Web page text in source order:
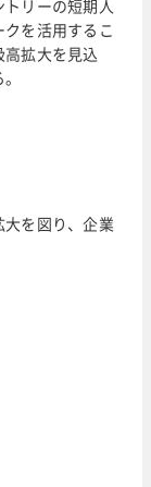
リーの短期人
を活用するこ
拡大を見込
を図り、企業